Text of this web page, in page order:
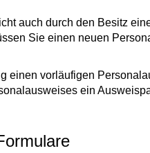
auch durch den Besitz
Sie einen neuen
einen vorläufigen
ein